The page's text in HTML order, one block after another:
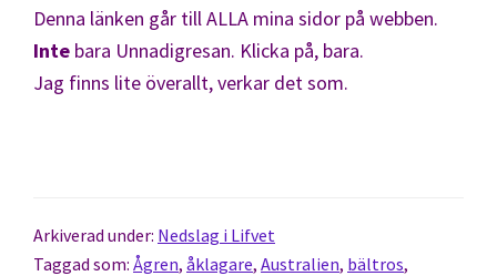
Denna länken går till ALLA mina sidor på webben.
Inte bara Unnadigresan. Klicka på, bara.
Jag finns lite överallt, verkar det som.
Arkiverad under: Nedslag i Lifvet
Taggad som: Ågren, åklagare, Australien, bältros,